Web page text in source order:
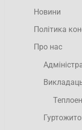
Новини
Політика
Про нас